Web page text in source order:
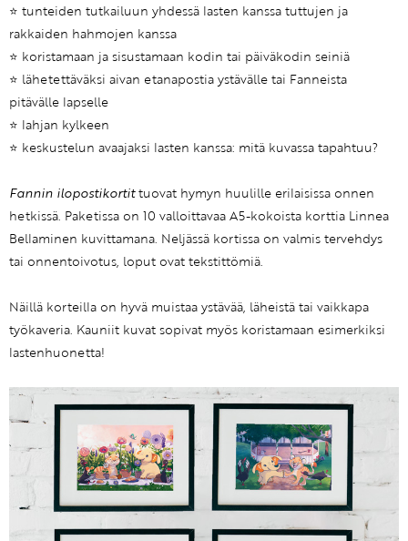
⭐️ tunteiden tutkailuun yhdessä lasten kanssa tuttujen ja
rakkaiden hahmojen kanssa
⭐️ koristamaan ja sisustamaan kodin tai päiväkodin seiniä
⭐️ lähetettäväksi aivan etanapostia ystävälle tai Fanneista
pitävälle lapselle
⭐️ lahjan kylkeen
⭐️ keskustelun avaajaksi lasten kanssa: mitä kuvassa tapahtuu?
Fannin ilopostikortittuovat hymyn huulille erilaisissa onnen
hetkissä. Paketissa on 10 valloittavaa A5-kokoista korttia Linnea
Bellaminen kuvittamana. Neljässä kortissa on valmis tervehdys
tai onnentoivotus, loput ovat tekstittömiä.
Näillä korteilla on hyvä muistaa ystävää, läheistä tai vaikkapa
työkaveria. Kauniit kuvat sopivat myös koristamaan esimerkiksi
lastenhuonetta!